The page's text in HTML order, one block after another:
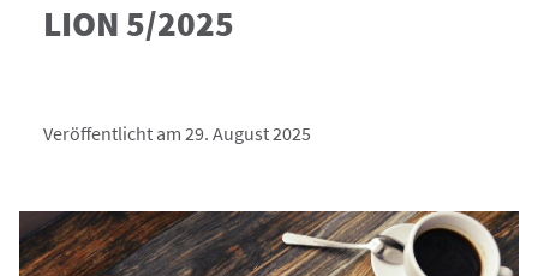
LION 5/2025
Veröffentlicht am 29. August 2025